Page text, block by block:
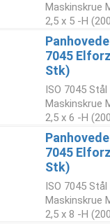
Maskinskrue
2,5 x 5 -H
7045
Stk)
ISO 7045
Maskinskrue
2,5 x 6 -H
7045
Stk)
ISO 7045
Maskinskrue
2,5 x 8 -H